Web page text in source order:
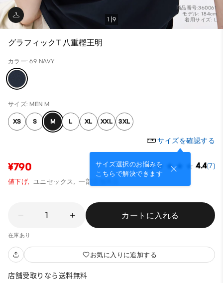
商品番号:360061
モデル: 184cm
着用サイズ: L
1 9
グラフィックT 八重樫王明
カラー: 69 NAVY
サイズ: MEN M
XS S M L XL XXL 3XL
サイズを確認する
サイズ選択のお悩みを
こちらで解決できます
¥790 4.4(7)
値下げ, ユニセックス, 一部店舗商品
1 カートに入れる
在庫あり
お気に入りに追加する
店舗受取りなら送料無料